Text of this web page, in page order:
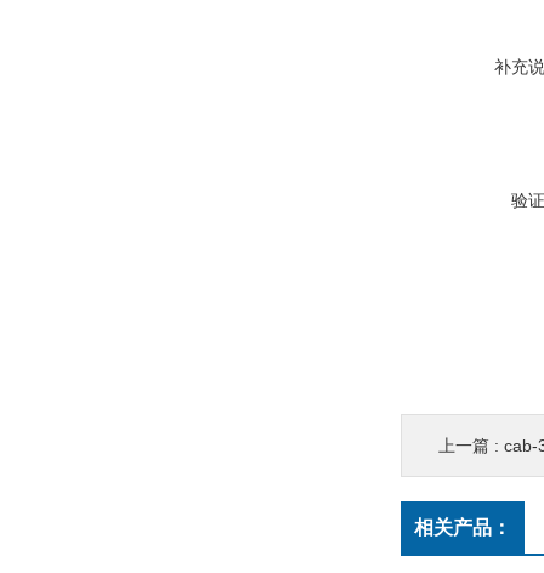
补充
验
上一篇 : cab-
相关产品：